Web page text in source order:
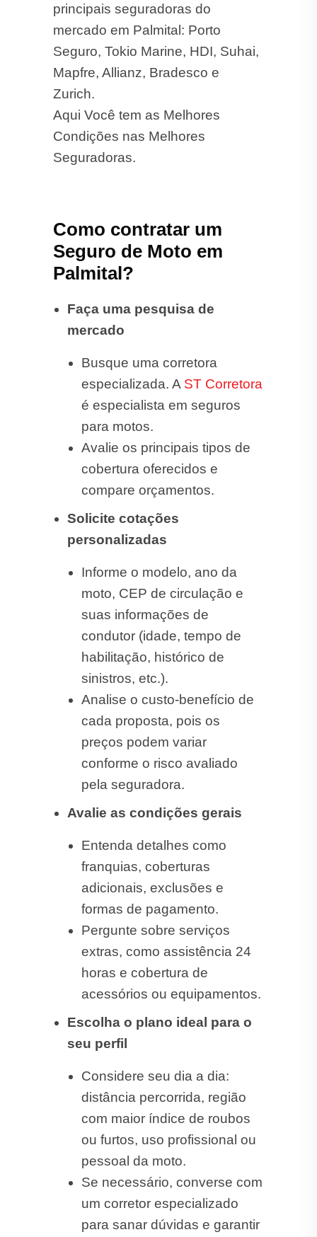
principais seguradoras do
mercado em Palmital: Porto
Seguro, Tokio Marine, HDI, Suhai,
Mapfre, Allianz, Bradesco e
Zurich.
Aqui Você tem as Melhores
Condições nas Melhores
Seguradoras.
Como contratar um
Seguro de Moto em
Palmital?
Faça uma pesquisa de
mercado
Busque uma corretora
especializada. A ST Corretora
é especialista em seguros
para motos.
Avalie os principais tipos de
cobertura oferecidos e
compare orçamentos.
Solicite cotações
personalizadas
Informe o modelo, ano da
moto, CEP de circulação e
suas informações de
condutor (idade, tempo de
habilitação, histórico de
sinistros, etc.).
Analise o custo-benefício de
cada proposta, pois os
preços podem variar
conforme o risco avaliado
pela seguradora.
Avalie as condições gerais
Entenda detalhes como
franquias, coberturas
adicionais, exclusões e
formas de pagamento.
Pergunte sobre serviços
extras, como assistência 24
horas e cobertura de
acessórios ou equipamentos.
Escolha o plano ideal para o
seu perfil
Considere seu dia a dia:
distância percorrida, região
com maior índice de roubos
ou furtos, uso profissional ou
pessoal da moto.
Se necessário, converse com
um corretor especializado
para sanar dúvidas e garantir